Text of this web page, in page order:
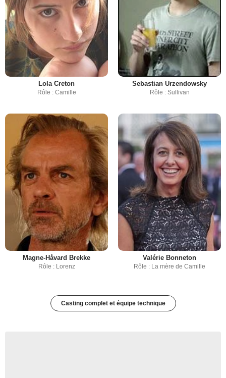
Lola Creton
Rôle : Camille
Sebastian Urzendowsky
Rôle : Sullivan
Magne-Håvard Brekke
Rôle : Lorenz
Valérie Bonneton
Rôle : La mère de Camille
Casting complet et équipe technique